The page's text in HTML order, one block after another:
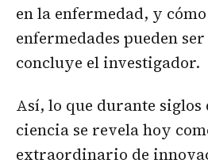
en la enfermedad, y
enfermedades pueden
concluye el investigador.
Así, lo que durante siglos
ciencia se revela hoy
extraordinario de